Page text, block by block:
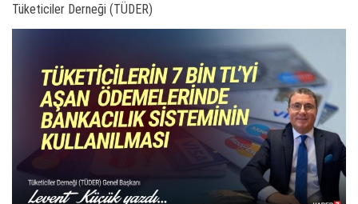
Tüketiciler Derneği (TÜDER)